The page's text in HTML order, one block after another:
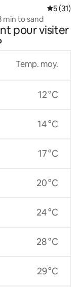
5 (31)
3 min to sand
pour visiter
Temp. moy.
12 °C
14 °C
17 °C
20 °C
24 °C
28 °C
29 °C